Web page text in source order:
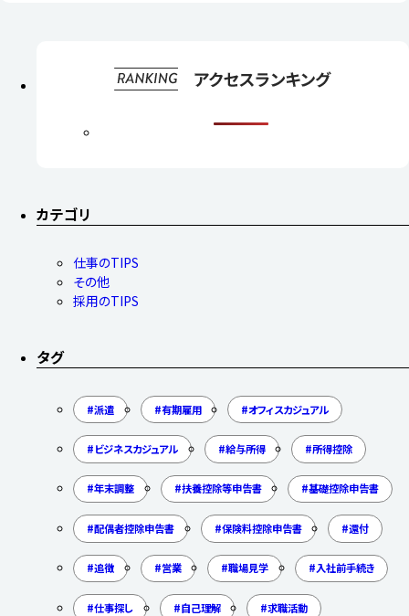
カテゴリ
仕事のTIPS
その他
採用のTIPS
タグ
派遣 有期雇用 オフィスカジュアル
ビジネスカジュアル 給与所得 所得控除
年末調整 扶養控除等申告書 基礎控除申告書
配偶者控除申告書 保険料控除申告書 還付
追徴 営業 職場見学 入社前手続き
仕事探し 自己理解 求職活動